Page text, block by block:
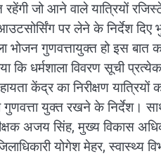
रहेंगी जो आने वाले यात्रियों
पर लेने के निर्देश दिए
भोजन गुणवत्तायुक्त हो इस
कि धर्मशाला विवरण सूची
केंद्र का निरीक्षण यात्रियों
युक्त रखने के निर्देश। साथ
अजय सिंह, मुख्य विकास
योगेश मेहर, स्वास्थ्य